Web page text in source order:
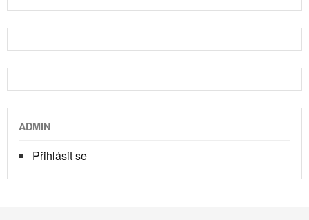
ADMIN
Přihlásit se